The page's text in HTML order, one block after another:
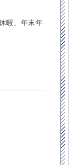
暇、年末年